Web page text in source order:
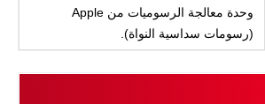
وحدة معالجة الرسوميات من Apple
(رسومات سداسية النواة).